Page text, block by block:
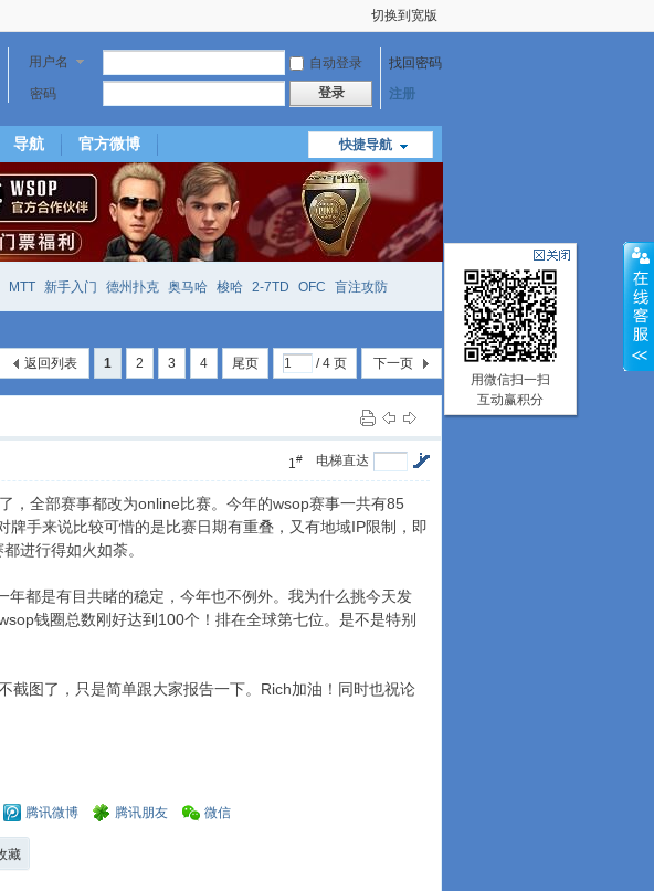
切换到宽版
用户名 自动登录
找回密码
密码
登录 注册
快捷导航
导航 官方微博
MTT 新手入门 德州扑克 奥马哈 梭哈 2-7TD OFC 盲注攻防
利
1 2 3 4 尾页 / 4 页 下一页
返回列表
电梯直达
1#
，全部赛事都改为online比赛。今年的wsop赛事一共有85
手来说比较可惜的是比赛日期有重叠，又有地域IP限制，即
进行得如火如荼。
都是有目共睹的稳定，今年也不例外。我为什么挑今天发
钱圈总数刚好达到100个！排在全球第七位。是不是特别
截图了，只是简单跟大家报告一下。Rich加油！同时也祝论
腾讯微博 腾讯朋友 微信
藏
用微信扫一扫
互动赢积分